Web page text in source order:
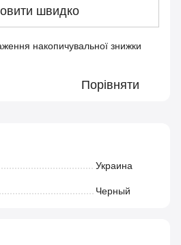
швидко
накопичувальної знижки
Порівняти
Украина
Черный